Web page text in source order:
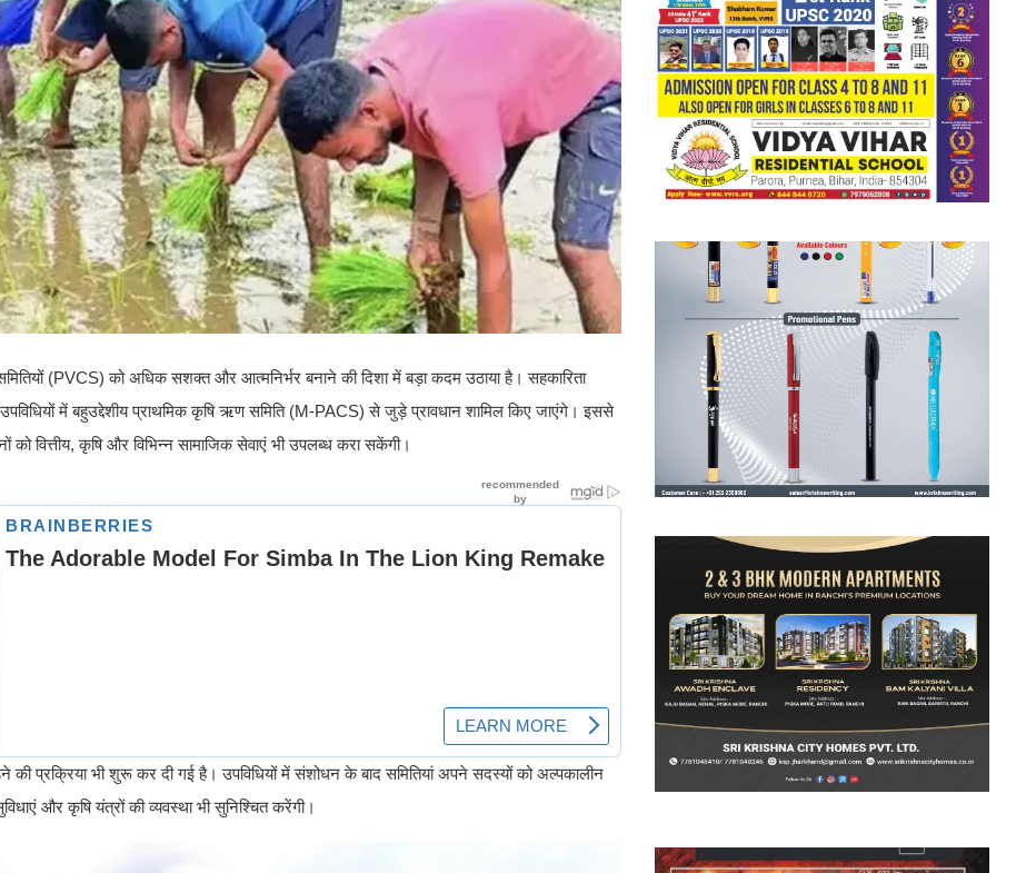
(PVCS) को अधिक सशक्त और आत्मनिर्भर बनाने की दिशा में बड़ा कदम उठाया है। सहकारिता
में बहुउद्देशीय प्राथमिक कृषि ऋण समिति (M-PACS) से जुड़े प्रावधान शामिल किए जाएंगे। इससे
वित्तीय, कृषि और विभिन्न सामाजिक सेवाएं भी उपलब्ध करा सकेंगी।
की प्रक्रिया भी शुरू कर दी गई है। उपविधियों में संशोधन के बाद समितियां अपने सदस्यों को अल्पकालीन
और कृषि यंत्रों की व्यवस्था भी सुनिश्चित करेंगी।